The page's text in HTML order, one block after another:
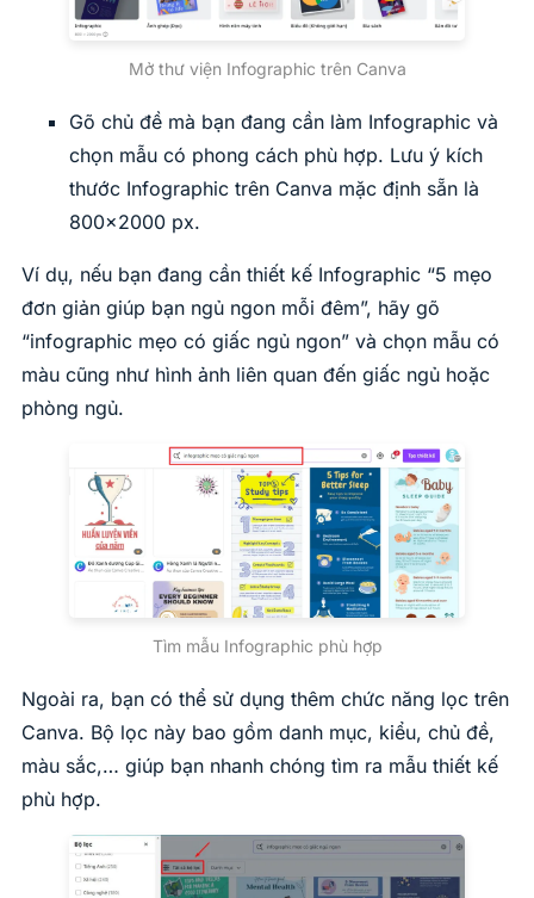
Mở thư viện Infographic trên Canva
Gõ chủ đề mà bạn đang cần làm Infographic và
chọn mẫu có phong cách phù hợp. Lưu ý kích
thước Infographic trên Canva mặc định sẵn là
800×2000 px.
Ví dụ, nếu bạn đang cần thiết kế Infographic “5 mẹo
đơn giản giúp bạn ngủ ngon mỗi đêm”, hãy gõ
“infographic mẹo có giấc ngủ ngon” và chọn mẫu có
màu cũng như hình ảnh liên quan đến giấc ngủ hoặc
phòng ngủ.
Tìm mẫu Infographic phù hợp
Ngoài ra, bạn có thể sử dụng thêm chức năng lọc trên
Canva. Bộ lọc này bao gồm danh mục, kiểu, chủ đề,
màu sắc,… giúp bạn nhanh chóng tìm ra mẫu thiết kế
phù hợp.